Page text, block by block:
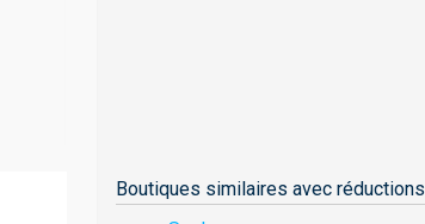
Boutiques similaires avec réductions